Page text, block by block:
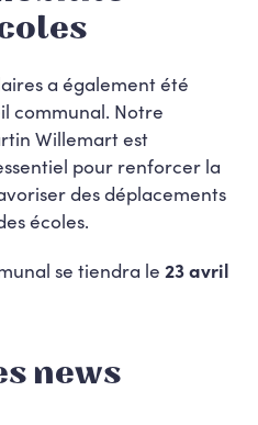
a également été
communal. Notre
Willemart est
pour renforcer la
des déplacements
écoles.
se tiendra le23 avril
news